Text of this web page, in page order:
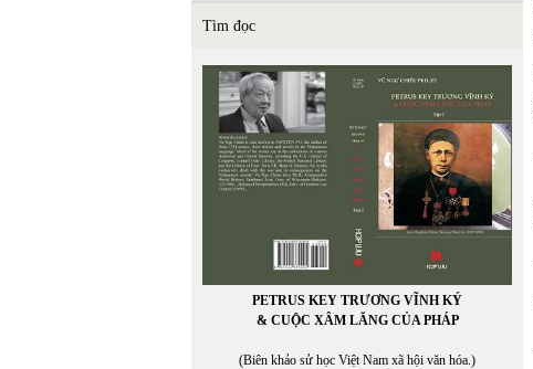
Tìm đọc
PETRUS KEY TRƯƠNG VĨNH KÝ
& CUỘC XÂM LĂNG CỦA PHÁP
(Biên khảo sử học Việt Nam xã hội văn hóa.)